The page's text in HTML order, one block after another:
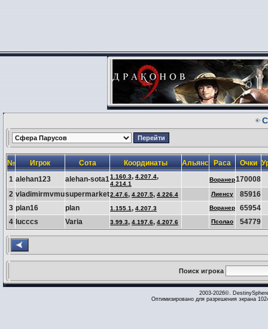
№ Игрок Сота Координаты Альянс Раса Очки
1 alehan123 alehan-sota11.160.3, 4.207.4,
4.214.1
Воранер170008
2 vladimirmvmusupermarket2.47.6, 4.207.5, 4.226.4 Лиенсу
85916
3 plan16 plan 1.155.1, 4.207.3 Воранер
65954
4 lucccs Varia 3.99.3, 4.197.6, 4.207.6 Псолао 54779
Поиск игрока
2003-2026©.
Оптимизировано для разрешения экрана